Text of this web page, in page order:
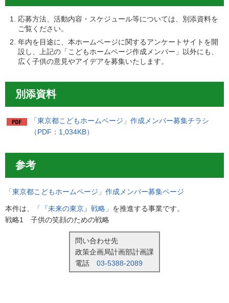
応募方法、活動内容・スケジュール等については、別添資料を
ご覧ください。
年内を目途に、本ホームページに関するアンケートサイトを開
設し、上記の「こどもホームページ作成メンバー」以外にも、
広く子供の意見やアイデアを募集いたします。
別添資料
「東京都こどもホームページ」作成メンバー募集チラシ
（PDF：1,034KB）
参考
「東京都こどもホームページ」作成メンバー募集ページ
本件は、 「『未来の東京』戦略」 を推進する事業です。
戦略1 子供の笑顔のための戦略
問い合わせ先
政策企画局計画部計画課
電話 03-5388-2089